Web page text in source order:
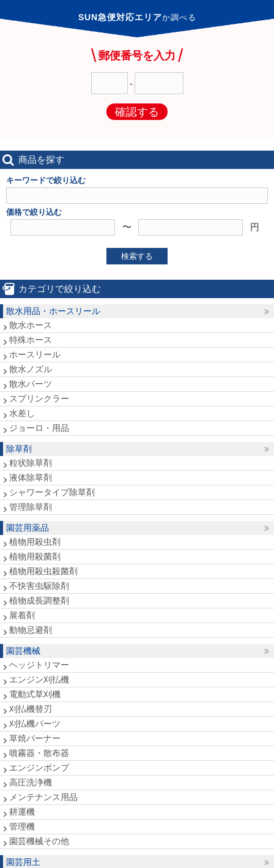
SUN急便対応エリアか調べる
郵便番号を入力
-
確認する
商品を探す
キーワードで絞り込む
価格で絞り込む
〜 円
検索する
カテゴリで絞り込む
散水用品・ホースリール
散水ホース
特殊ホース
ホースリール
散水ノズル
散水パーツ
スプリンクラー
水差し
ジョーロ・用品
除草剤
粒状除草剤
液体除草剤
シャワータイプ除草剤
管理除草剤
園芸用薬品
植物用殺虫剤
植物用殺菌剤
植物用殺虫殺菌剤
不快害虫駆除剤
植物成長調整剤
展着剤
動物忌避剤
園芸機械
ヘッジトリマー
エンジン刈払機
電動式草刈機
刈払機替刃
刈払機パーツ
草焼バーナー
噴霧器・散布器
エンジンポンプ
高圧洗浄機
メンテナンス用品
耕運機
管理機
園芸機械その他
園芸用土